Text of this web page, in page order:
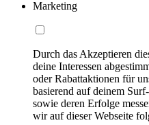
Marketing
Durch das Akzeptieren
deine Interessen
oder Rabattaktionen für
basierend auf deinem
sowie deren Erfolge
wir auf dieser Webseite